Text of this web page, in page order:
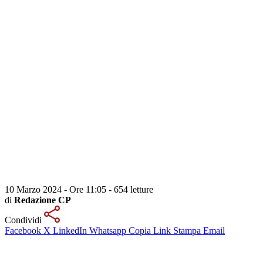
10 Marzo 2024 - Ore 11:05 - 654 letture
di Redazione CP
Condividi
Facebook X LinkedIn Whatsapp Copia Link Stampa Email